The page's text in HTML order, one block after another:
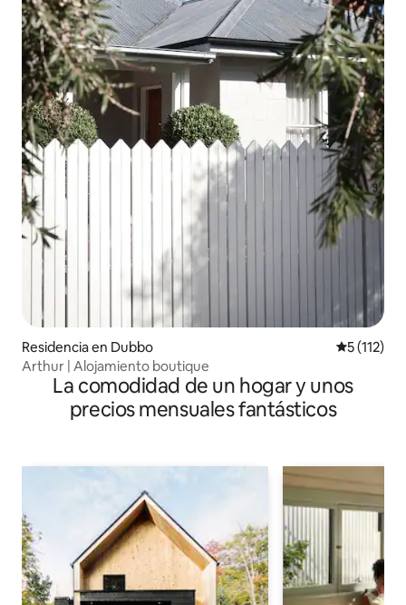
Residencia en Dubbo
5 (112)
Arthur | Alojamiento boutique
La comodidad de un hogar y unos
precios mensuales fantásticos